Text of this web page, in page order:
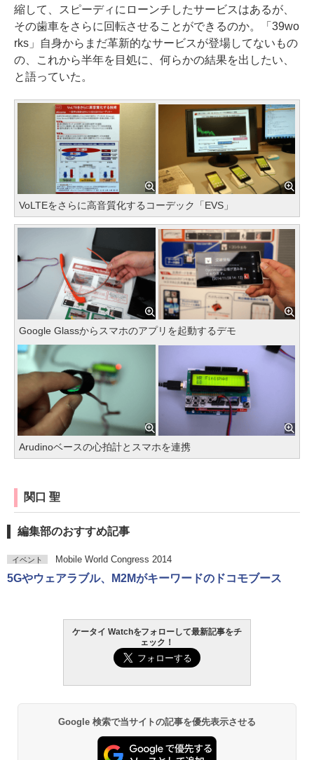
縮して、スピーディにローンチしたサービスはあるが、
その歯車をさらに回転させることができるのか。「39wo
rks」自身からまだ革新的なサービスが登場してないもの
の、これから半年を目処に、何らかの結果を出したい、
と語っていた。
VoLTEをさらに高音質化するコーデック「EVS」
Google Glassからスマホのアプリを起動するデモ
Arudinoベースの心拍計とスマホを連携
関口 聖
編集部のおすすめ記事
イベント Mobile World Congress 2014
5Gやウェアラブル、M2Mがキーワードのドコモブース
ケータイ Watchをフォローして最新記事をチ
ェック！
Google 検索で当サイトの記事を優先表示させる